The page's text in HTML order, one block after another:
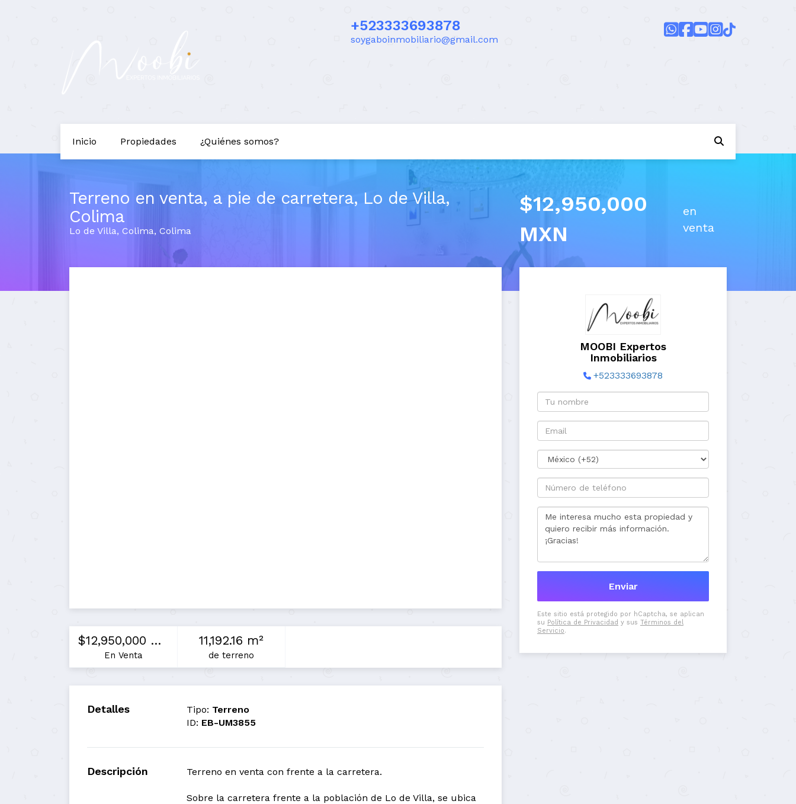
+523333693878
soygaboinmobiliario@gmail.com
Inicio Propiedades ¿Quiénes somos?
Terreno en venta, a pie de carretera, Lo de Villa,
Colima
Lo de Villa, Colima, Colima
$12,950,000
MXN
en
venta
$12,950,000 MXN
En Venta
11,192.16 m²
de terreno
Detalles Tipo: Terreno
ID: EB-UM3855
Descripción Terreno en venta con frente a la carretera.
Sobre la carretera frente a la población de Lo de Villa, se ubica
MOOBI Expertos
Inmobiliarios
+523333693878
Este sitio está protegido por hCaptcha, se aplican
su Política de Privacidad y sus Términos del
Servicio.